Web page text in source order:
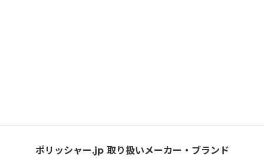
ポリッシャー.jp 取り扱いメーカー・ブランド